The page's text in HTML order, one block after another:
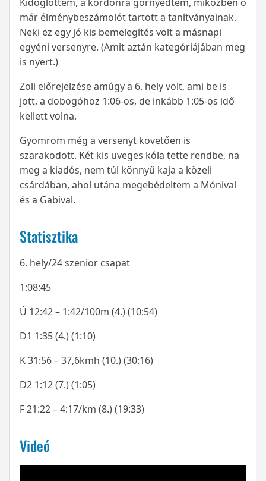
már élménybeszámolót tartott a tanítványainak.
Neki ez egy jó kis bemelegítés volt a másnapi
egyéni versenyre. (Amit aztán kategóriájában meg
is nyert.)
Zoli előrejelzése amúgy a 6. hely volt, ami be is
jött, a dobogóhoz 1:06-os, de inkább 1:05-ös idő
kellett volna.
Gyomrom még a versenyt követően is
szarakodott. Két kis üveges kóla tette rendbe, na
meg a kiadós, nem túl könnyű kaja a közeli
csárdában, ahol utána megebédeltem a Mónival
és a Gabival.
Statisztika
6. hely/24 szenior csapat
1:08:45
Ú 12:42 – 1:42/100m (4.) (10:54)
D1 1:35 (4.) (1:10)
K 31:56 – 37,6kmh (10.) (30:16)
D2 1:12 (7.) (1:05)
F 21:22 – 4:17/km (8.) (19:33)
Videó